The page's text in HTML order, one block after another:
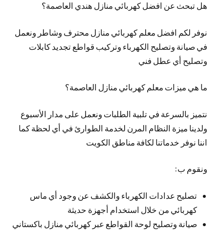
هل تبحث عن افضل كهربائي منازل هندي العاصمة؟
نوفر لكم افضل معلم كهربائي منازل محترف وشاطر ونعمل
في صيانة وتصليح الكهرباء وتركيب قواطع تجديد كابلات
وتصليح أي عطل فني
ما هي ميزات معلم كهربائي منازل العاصمة؟
نتميز بالسرعة في تلبية الطلبات ونعمل على مدار الأسبوع
ولدينا ميزة النظام المرن لخدمة الطوارئ في أي لحظة كما
اننا نوفر خدماتنا لكافة مناطق الكويت
ونقوم ب:
تصليح عدادات الكهرباء والكشف عن وجود أي ماس
كهربائي من خلال استخدام أجهزة حديثة
صيانة وتصليح لوحة القواطع عبر كهربائي منازل باكستاني